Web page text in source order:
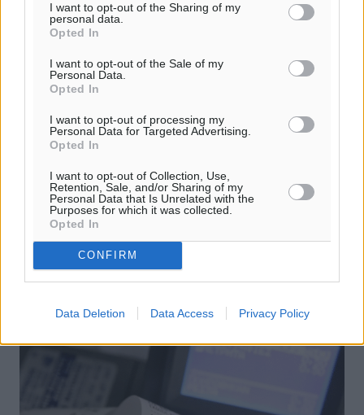
I want to opt-out of the Sharing of my
personal data.
Opted In
I want to opt-out of the Sale of my
Personal Data.
Opted In
I want to opt-out of processing my
Personal Data for Targeted Advertising.
Opted In
I want to opt-out of Collection, Use,
Retention, Sale, and/or Sharing of my
Personal Data that Is Unrelated with the
Purposes for which it was collected.
Opted In
CONFIRM
Data Deletion Data Access Privacy Policy
Α.Σ. Η Νίκη της Ρόδου: «Καλή
επιτυχία Μιχάλη»
Στις 24 Αυγούστου αρχίζουν οι Παραολυμπιακοί Αγώνες
στο Τόκιο της Ιαπωνίας, στους οποίους θα συμμετάσχει ο
Ρόδιος σπρίντερ Μιχάλη Σεΐτης. Ο Α.Σ. Η Νίκη της
Ρόδου, σύλλογος ...
18.08.21, 16:06